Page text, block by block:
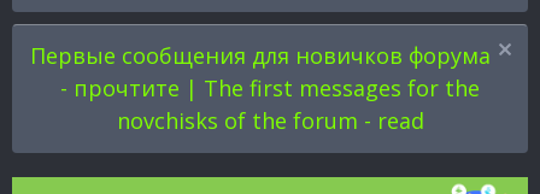
Первые сообщения для новичков форума
- прочтите | The first messages for the
novchisks of the forum - read